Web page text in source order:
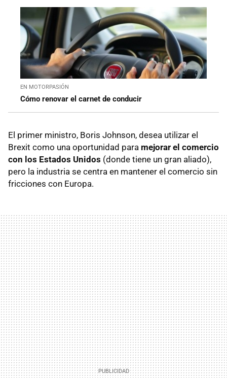
EN MOTORPASIÓN
Cómo renovar el carnet de conducir
El primer ministro, Boris Johnson, desea utilizar el
Brexit como una oportunidad para mejorar el comercio
con los Estados Unidos (donde tiene un gran aliado),
pero la industria se centra en mantener el comercio sin
fricciones con Europa.